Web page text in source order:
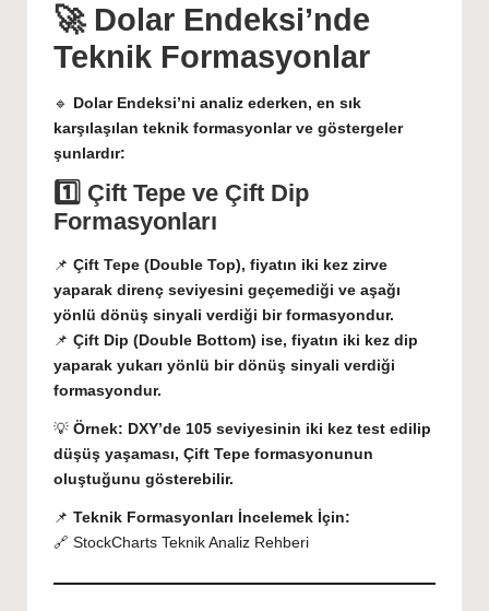
🚀 Dolar Endeksi’nde
Teknik Formasyonlar
🔹
Dolar Endeksi’ni analiz ederken, en sık
karşılaşılan teknik formasyonlar ve göstergeler
şunlardır:
1️⃣ Çift Tepe ve Çift Dip
Formasyonları
📌 Çift Tepe (Double Top), fiyatın iki kez zirve
yaparak direnç seviyesini geçemediği ve aşağı
yönlü dönüş sinyali verdiği bir formasyondur.
📌 Çift Dip (Double Bottom) ise, fiyatın iki kez dip
yaparak yukarı yönlü bir dönüş sinyali verdiği
formasyondur.
💡 Örnek: DXY’de 105 seviyesinin iki kez test edilip
düşüş yaşaması, Çift Tepe formasyonunun
oluştuğunu gösterebilir.
📌 Teknik Formasyonları İncelemek İçin:
🔗 StockCharts Teknik Analiz Rehberi